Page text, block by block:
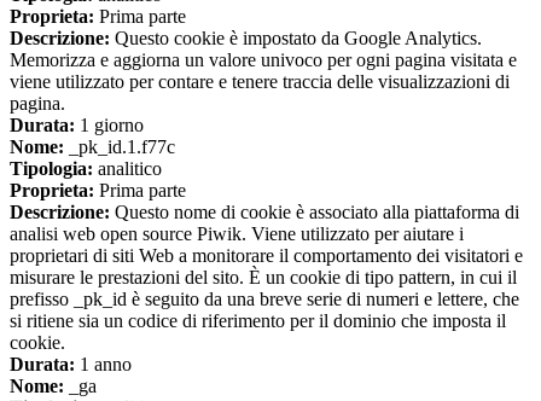
Proprieta: Prima parte
Descrizione: Questo cookie è impostato da Google Analytics.
Memorizza e aggiorna un valore univoco per ogni pagina visitata e
viene utilizzato per contare e tenere traccia delle visualizzazioni di
pagina.
Durata: 1 giorno
Nome: _pk_id.1.f77c
Tipologia: analitico
Proprieta: Prima parte
Descrizione: Questo nome di cookie è associato alla piattaforma di
analisi web open source Piwik. Viene utilizzato per aiutare i
proprietari di siti Web a monitorare il comportamento dei visitatori e
misurare le prestazioni del sito. È un cookie di tipo pattern, in cui il
prefisso _pk_id è seguito da una breve serie di numeri e lettere, che
si ritiene sia un codice di riferimento per il dominio che imposta il
cookie.
Durata: 1 anno
Nome: _ga